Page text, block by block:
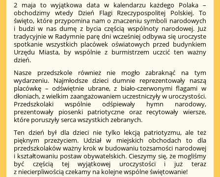
2 maja to wyjątkowa data w kalendarzu każdego Polaka –
obchodzimy wtedy Dzień Flagi Rzeczypospolitej Polskiej. To
święto, które przypomina nam o znaczeniu symboli narodowych
i budzi w nas dumę z bycia częścią wspólnoty narodowej. Już
tradycyjnie w Radymnie parę dni wcześniej odbywa się uroczyste
spotkanie wszystkich placówek oświatowych przed budynkiem
Urzędu Miasta, by wspólnie z burmistrzem uczcić ten ważny
dzień.
Nasze przedszkole również nie mogło zabraknąć na tym
wydarzeniu. Najmłodsze dzieci dumnie reprezentowały naszą
placówkę – odświętnie ubrane, z biało-czerwonymi flagami w
dłoniach, z wielkim zaangażowaniem uczestniczyły w uroczystości.
Przedszkolaki wspólnie odśpiewały hymn narodowy,
prezentowały piosenki patriotyczne oraz recytowały wiersze,
które poruszyły serca wszystkich zebranych.
Ten dzień był dla dzieci nie tylko lekcją patriotyzmu, ale też
pięknym przeżyciem. Udział w miejskich obchodach to dla
przedszkolaków ważny krok w budowaniu tożsamości narodowej
i kształtowaniu postaw obywatelskich. Cieszymy się, że mogliśmy
być częścią tej wyjątkowej uroczystości i już teraz
z niecierpliwością czekamy na kolejne wspólne świętowanie!